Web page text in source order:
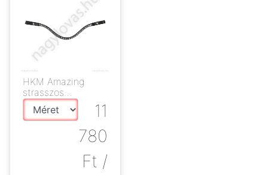
HKM Amazing
strasszos
homlokszíj ezüst 11
780
Ft /